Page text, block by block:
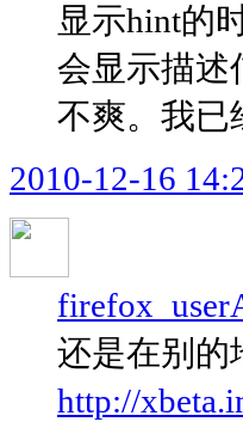
显示hint的
会显示描述
不爽。我已
2010-12-16
还是在别的
http://